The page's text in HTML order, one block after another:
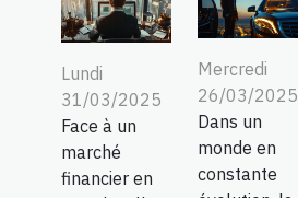
Lundi
31/03/2025
Face à un
marché
financier en
Mercredi
26/03/2025
Dans un
monde en
constante